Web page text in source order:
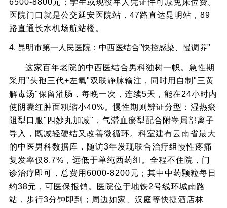
6500-8800元；学生或现役军人凭证件可减免床位费。
医院门口就是公交延安医院站，47路直达昆明站，89
路直通长水机场航站楼。
4. 昆明市第一人民医院：中西医结合"快控感染、慢调养"
这家百年老院的中西医结合男科独树一帜。急性期
采用"头孢三代+左氧"双联静脉输注，同时用自制"三黄
解毒汤"保留灌肠，每晚一次，连续5天，能在24小时内
使阴囊红肿面积缩小40%。慢性期则辨证分型：湿热瘀
阻型口服"四妙丸加减"，气滞血瘀型配合附睾局部离子
导入，既减轻硬结又改善微循环。科室建有云南省最大
的中医男科数据库，随访3年发现联合治疗组慢性疼痛
复发率仅8.7%，远低于单纯西药组。全程不住院，门
诊治疗即可，总费用6000-8200元；其中中药颗粒每日
约38元，可医保报销。医院位于地铁2号线环城南路
站，步行3分钟即到；周边如家、汉庭等快捷酒店林